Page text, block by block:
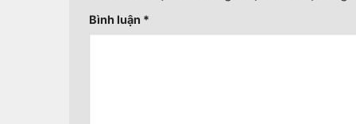
Bình luận *